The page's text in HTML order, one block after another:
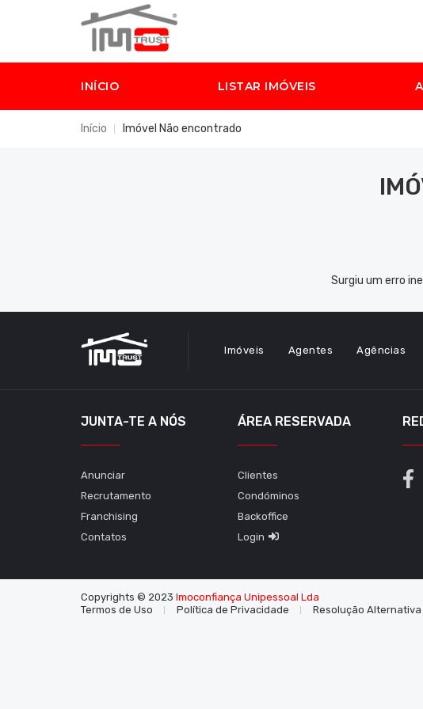
INÍCIO LISTAR IMÓVEIS
Início Imóvel Não encontrado
Surgiu um erro
Imóveis Agentes Agências
JUNTA-TE A NÓS
Anunciar
Recrutamento
Franchising
Contatos
ÁREA RESERVADA
Clientes
Condóminos
Backoffice
Login
Copyrights © 2023 Imoconfiança Unipessoal Lda
Termos de Uso
Política de Privacidade Resolução